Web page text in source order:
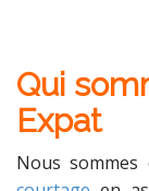
Qui
Expat
Nous